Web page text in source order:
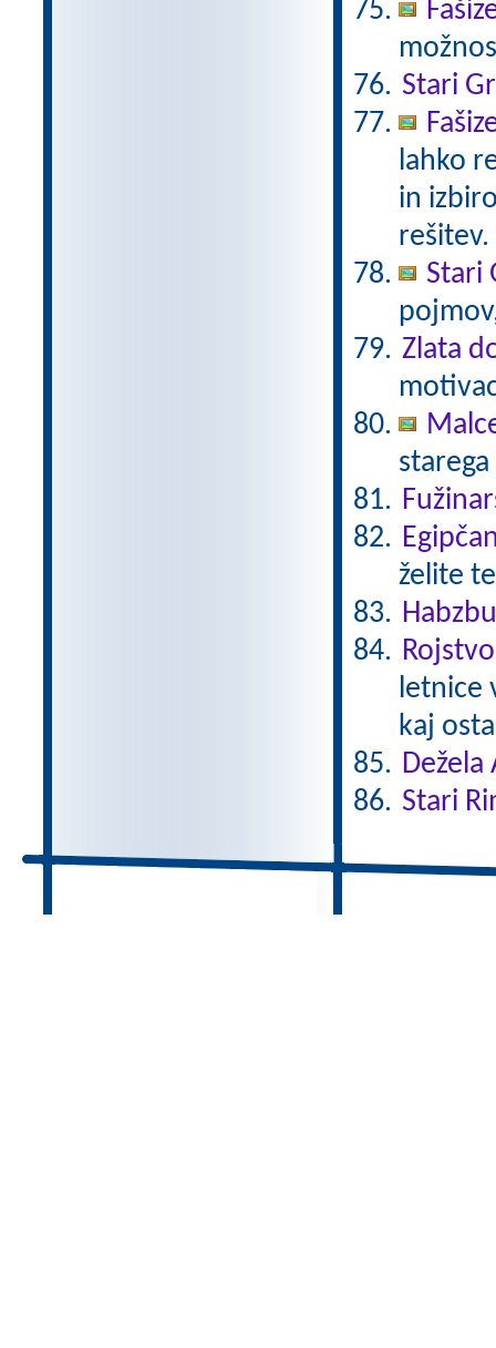
Stari
lahko
in
rešitev.
Stari
Zlata
želite
letnice
kaj
Dežela
Stari